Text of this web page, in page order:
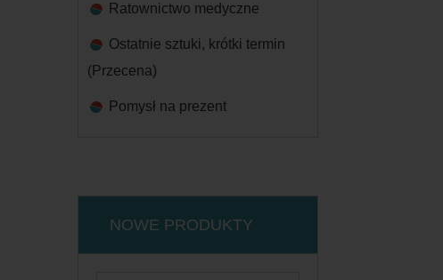
Ratownictwo medyczne
Ostatnie sztuki, krótki termin
(Przecena)
Pomysł na prezent
NOWE PRODUKTY